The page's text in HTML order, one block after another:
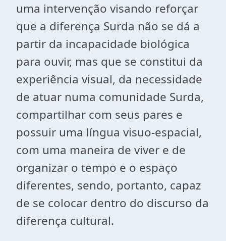
uma intervenção visando reforçar
que a diferença Surda não se dá a
partir da incapacidade biológica
para ouvir, mas que se constitui da
experiência visual, da necessidade
de atuar numa comunidade Surda,
compartilhar com seus pares e
possuir uma língua visuo-espacial,
com uma maneira de viver e de
organizar o tempo e o espaço
diferentes, sendo, portanto, capaz
de se colocar dentro do discurso da
diferença cultural.